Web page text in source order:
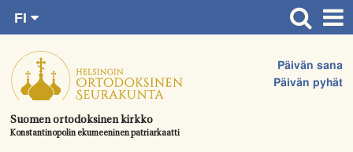
suoraan
sisältöön.
Suomen ortodoksinen kirkko
Konstantinopolin ekumeeninen patriarkaatti
Päivän sana
Päivän pyhät
FI
SV
EN
UA
Etusivu
Ajankohtaista
Juhlat & toimitukset